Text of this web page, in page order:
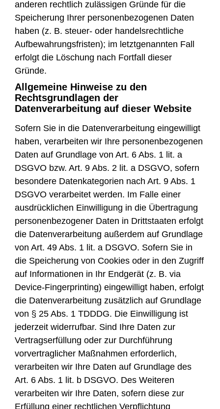
anderen rechtlich zulässigen Gründe für die
Speicherung Ihrer personenbezogenen Daten
haben (z. B. steuer- oder handelsrechtliche
Aufbewahrungsfristen); im letztgenannten Fall
erfolgt die Löschung nach Fortfall dieser
Gründe.
Allgemeine Hinweise zu den
Rechtsgrundlagen der
Datenverarbeitung auf dieser Website
Sofern Sie in die Datenverarbeitung eingewilligt
haben, verarbeiten wir Ihre personenbezogenen
Daten auf Grundlage von Art. 6 Abs. 1 lit. a
DSGVO bzw. Art. 9 Abs. 2 lit. a DSGVO, sofern
besondere Datenkategorien nach Art. 9 Abs. 1
DSGVO verarbeitet werden. Im Falle einer
ausdrücklichen Einwilligung in die Übertragung
personenbezogener Daten in Drittstaaten erfolgt
die Datenverarbeitung außerdem auf Grundlage
von Art. 49 Abs. 1 lit. a DSGVO. Sofern Sie in
die Speicherung von Cookies oder in den Zugriff
auf Informationen in Ihr Endgerät (z. B. via
Device-Fingerprinting) eingewilligt haben, erfolgt
die Datenverarbeitung zusätzlich auf Grundlage
von § 25 Abs. 1 TDDDG. Die Einwilligung ist
jederzeit widerrufbar. Sind Ihre Daten zur
Vertragserfüllung oder zur Durchführung
vorvertraglicher Maßnahmen erforderlich,
verarbeiten wir Ihre Daten auf Grundlage des
Art. 6 Abs. 1 lit. b DSGVO. Des Weiteren
verarbeiten wir Ihre Daten, sofern diese zur
Erfüllung einer rechtlichen Verpflichtung